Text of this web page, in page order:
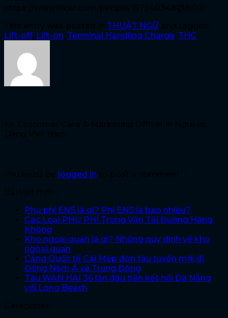
THUẬT NGỮ
Lift-off, Lift-on Terminal Handling Charge THC
logged in
Phụ phí ENS là gì? Phí ENS là bao nhiêu?
Các Loại PHỤ PHÍ Trong Vận Tải Đường Hàng
Không
Kho ngoại quan là gì? Những quy định về kho
ngoại quan
Cảng Quốc tế Cái Mép đón tàu tuyến mới đi
Đông Nam Á và Trung Đông
Tàu WAN HAI 36 lần đầu tiên kết nối Đà Nẵng
với Long Beach